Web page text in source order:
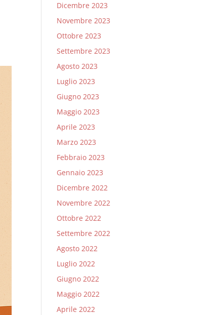
Dicembre 2023
Novembre 2023
Ottobre 2023
Settembre 2023
Agosto 2023
Luglio 2023
Giugno 2023
Maggio 2023
Aprile 2023
Marzo 2023
Febbraio 2023
Gennaio 2023
Dicembre 2022
Novembre 2022
Ottobre 2022
Settembre 2022
Agosto 2022
Luglio 2022
Giugno 2022
Maggio 2022
Aprile 2022